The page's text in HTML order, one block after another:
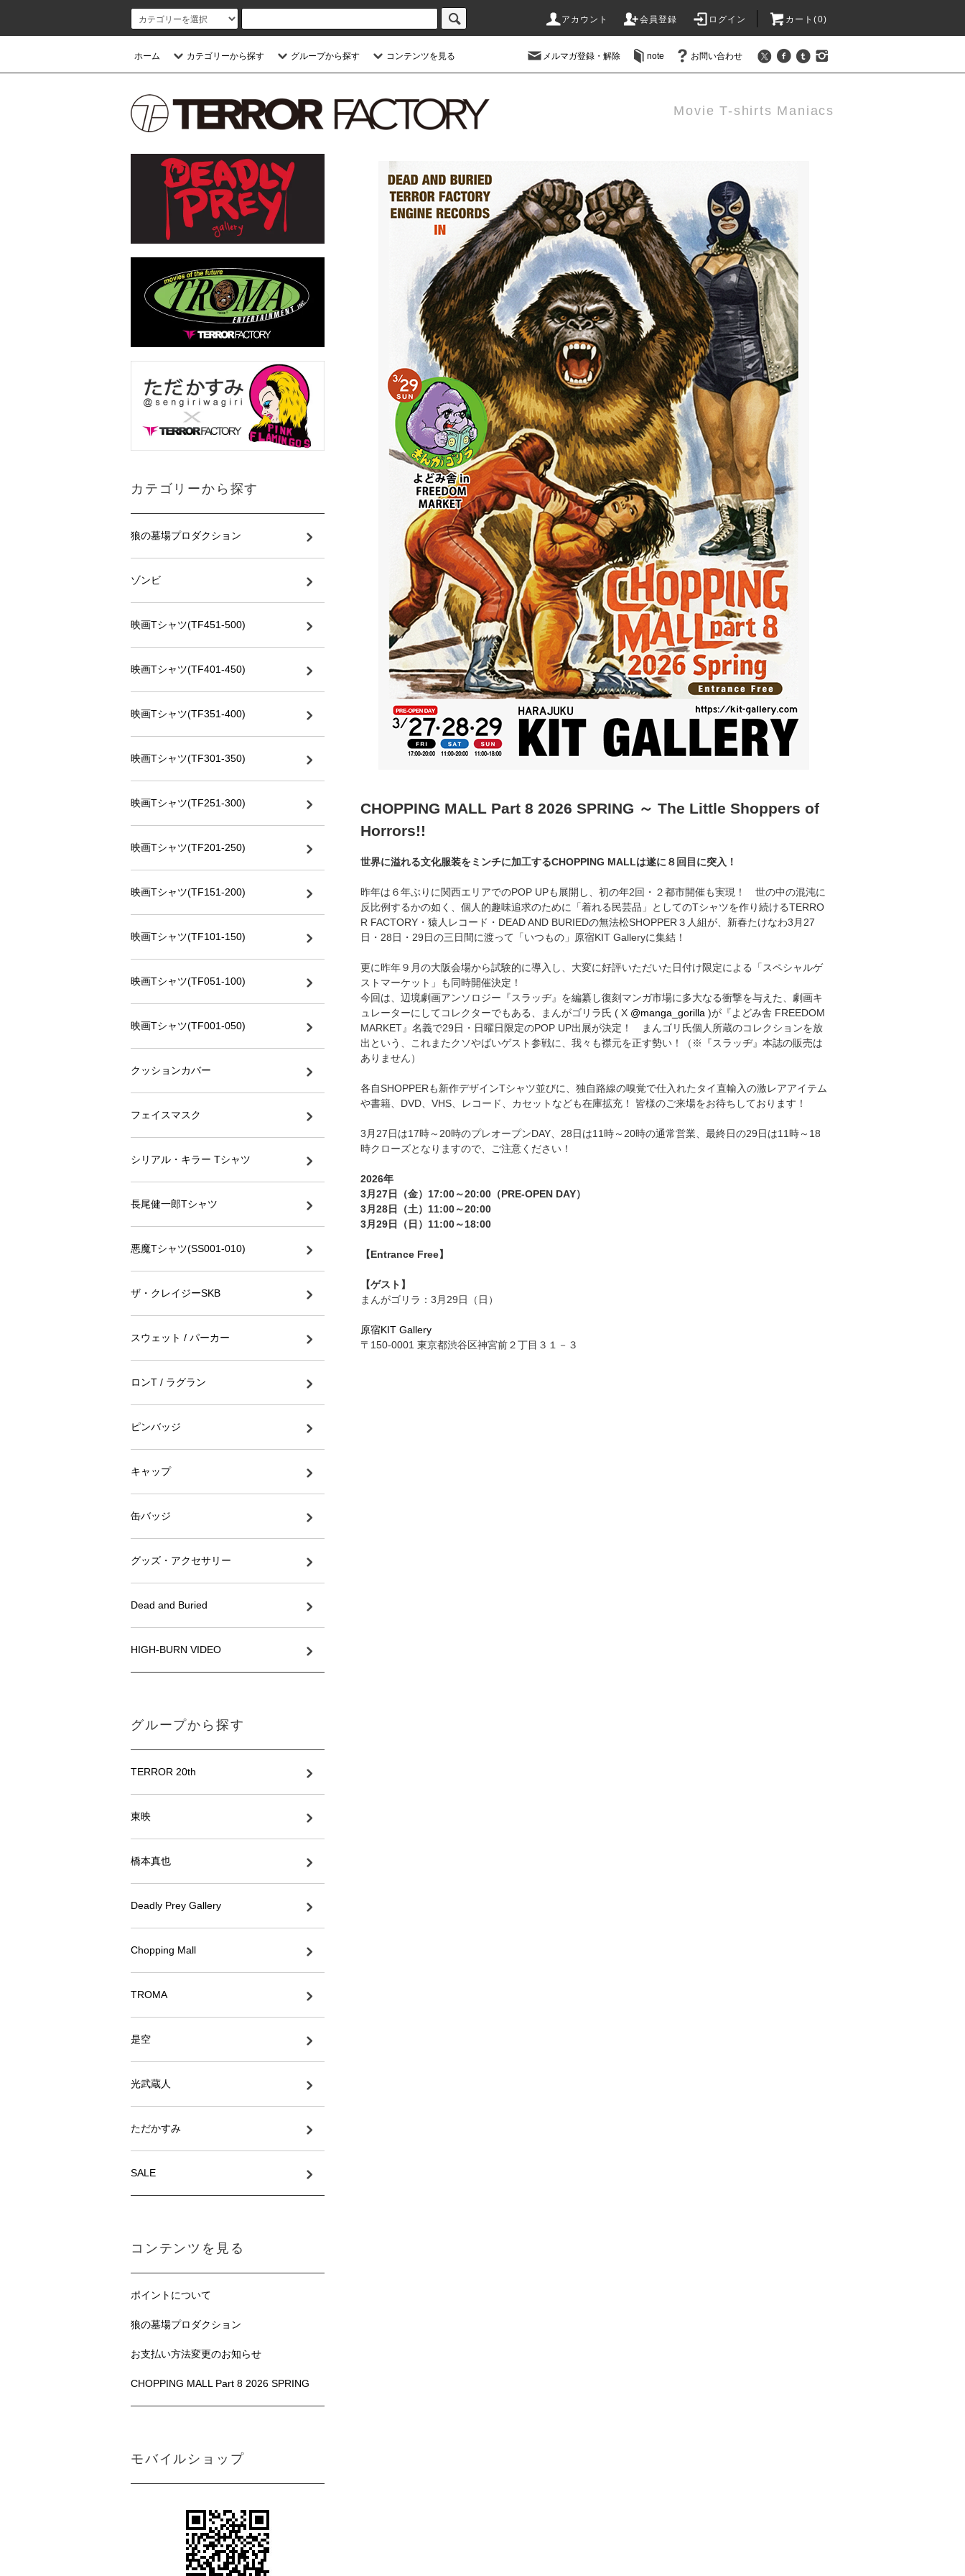
アカウント 会員登録 ログイン カート(0)
ホーム カテゴリーから探す グループから探す コンテンツを見る メルマガ登録・解除 note お問い合わせ
Movie T-shirts Maniacs
CHOPPING MALL Part 8 2026 SPRING ～ The Little Shoppers of
Horrors!!
世界に溢れる文化服装をミンチに加工するCHOPPING MALLは遂に８回目に突入！
昨年は６年ぶりに関西エリアでのPOP UPも展開し、初の年2回・２都市開催も実現！ 世の中の混沌に
反比例するかの如く、個人的趣味追求のために「着れる民芸品」としてのTシャツを作り続けるTERRO
R FACTORY・猿人レコード・DEAD AND BURIEDの無法松SHOPPER３人組が、新春たけなわ3月27
日・28日・29日の三日間に渡って「いつもの」原宿KIT Galleryに集結！
更に昨年９月の大阪会場から試験的に導入し、大変に好評いただいた日付け限定による「スペシャルゲ
ストマーケット」も同時開催決定！
今回は、辺境劇画アンソロジー『スラッヂ』を編纂し復刻マンガ市場に多大なる衝撃を与えた、劇画キ
ュレーターにしてコレクターでもある、まんがゴリラ氏 ( X @manga_gorilla )が『よどみ舎 FREEDOM
MARKET』名義で29日・日曜日限定のPOP UP出展が決定！ まんゴリ氏個人所蔵のコレクションを放
出という、これまたクソやばいゲスト参戦に、我々も襟元を正す勢い！（※『スラッヂ』本誌の販売は
ありません）
各自SHOPPERも新作デザインTシャツ並びに、独自路線の嗅覚で仕入れたタイ直輸入の激レアアイテム
や書籍、DVD、VHS、レコード、カセットなども在庫拡充！ 皆様のご来場をお待ちしております！
3月27日は17時～20時のプレオープンDAY、28日は11時～20時の通常営業、最終日の29日は11時～18
時クローズとなりますので、ご注意ください！
2026年
3月27日（金）17:00～20:00（PRE-OPEN DAY）
3月28日（土）11:00～20:00
3月29日（日）11:00～18:00
【Entrance Free】
【ゲスト】
まんがゴリラ：3月29日（日）
原宿KIT Gallery
〒150-0001 東京都渋谷区神宮前２丁目３１－３
カテゴリーから探す
狼の墓場プロダクション
ゾンビ
映画Tシャツ(TF451-500)
映画Tシャツ(TF401-450)
映画Tシャツ(TF351-400)
映画Tシャツ(TF301-350)
映画Tシャツ(TF251-300)
映画Tシャツ(TF201-250)
映画Tシャツ(TF151-200)
映画Tシャツ(TF101-150)
映画Tシャツ(TF051-100)
映画Tシャツ(TF001-050)
クッションカバー
フェイスマスク
シリアル・キラー Tシャツ
長尾健一郎Tシャツ
悪魔Tシャツ(SS001-010)
ザ・クレイジーSKB
スウェット / パーカー
ロンT / ラグラン
ピンバッジ
キャップ
缶バッジ
グッズ・アクセサリー
Dead and Buried
HIGH-BURN VIDEO
グループから探す
TERROR 20th
東映
橋本真也
Deadly Prey Gallery
Chopping Mall
TROMA
是空
光武蔵人
ただかすみ
SALE
コンテンツを見る
ポイントについて
狼の墓場プロダクション
お支払い方法変更のお知らせ
CHOPPING MALL Part 8 2026 SPRING
モバイルショップ